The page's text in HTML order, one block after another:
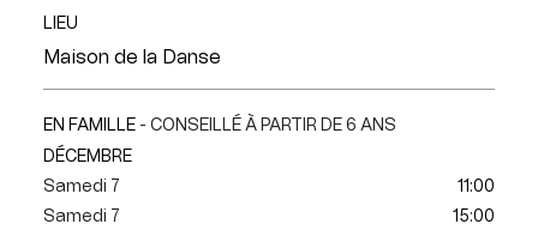
LIEU
Maison de la Danse
EN FAMILLE - CONSEILLÉ À PARTIR DE 6 ANS
DÉCEMBRE
Samedi 7
11:00
Samedi 7
15:00